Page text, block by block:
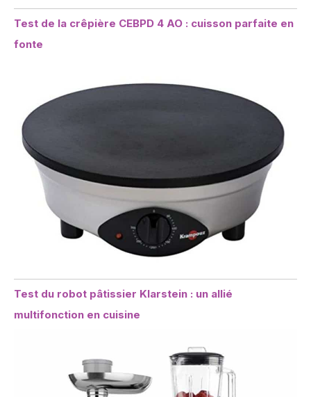
Test de la crêpière CEBPD 4 AO : cuisson parfaite en
fonte
Test du robot pâtissier Klarstein : un allié
multifonction en cuisine